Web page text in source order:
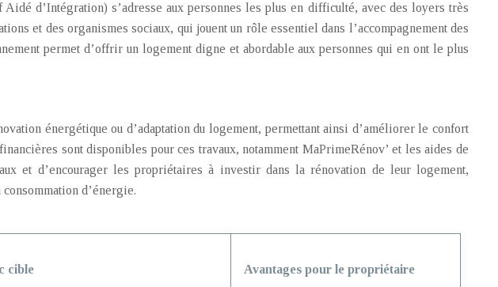
d’Intégration) s’adresse aux personnes les plus en difficulté, avec des loyers très
et des organismes sociaux, qui jouent un rôle essentiel dans l’accompagnement des
permet d’offrir un logement digne et abordable aux personnes qui en ont le plus
énergétique ou d’adaptation du logement, permettant ainsi d’améliorer le confort
sont disponibles pour ces travaux, notamment MaPrimeRénov’ et les aides de
et d’encourager les propriétaires à investir dans la rénovation de leur logement,
d’énergie.
cible Avantages pour le propriétaire